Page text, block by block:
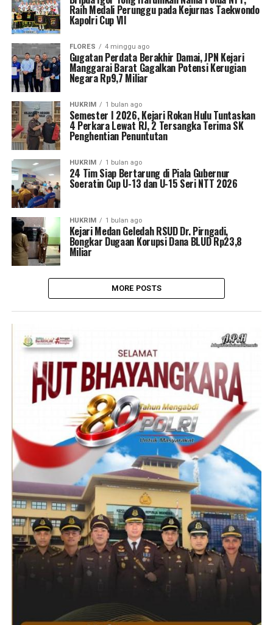
Raih Medali Perunggu pada Kejurnas Taekwondo
Kapolri Cup VII
FLORES 4 minggu ago
Gugatan Perdata Berakhir Damai, JPN Kejari
Manggarai Barat Gagalkan Potensi Kerugian
Negara Rp9,7 Miliar
HUKRIM 1 bulan ago
Semester I 2026, Kejari Rokan Hulu Tuntaskan
4 Perkara Lewat RJ, 2 Tersangka Terima SK
Penghentian Penuntutan
HUKRIM 1 bulan ago
24 Tim Siap Bertarung di Piala Gubernur
Soeratin Cup U-13 dan U-15 Seri NTT 2026
HUKRIM 1 bulan ago
Kejari Medan Geledah RSUD Dr. Pirngadi,
Bongkar Dugaan Korupsi Dana BLUD Rp23,8
Miliar
MORE POSTS